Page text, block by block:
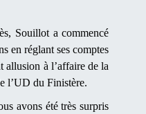
Souillot a commencé
en réglant ses comptes
allusion à l’affaire de la
l’UD du Finistère.
avons été très surpris